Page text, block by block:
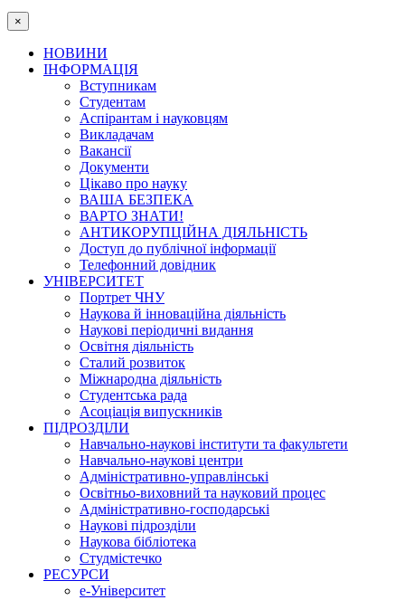
×
НОВИНИ
ІНФОРМАЦІЯ
Вступникам
Студентам
Аспірантам і науковцям
Викладачам
Вакансії
Документи
Цікаво про науку
ВАША БЕЗПЕКА
ВАРТО ЗНАТИ!
АНТИКОРУПЦІЙНА ДІЯЛЬНІСТЬ
Доступ до публічної інформації
Телефонний довідник
УНІВЕРСИТЕТ
Портрет ЧНУ
Наукова й інноваційна діяльність
Наукові періодичні видання
Освітня діяльність
Сталий розвиток
Міжнародна діяльність
Студентська рада
Асоціація випускників
ПІДРОЗДІЛИ
Навчально-наукові інститути та факультети
Навчально-наукові центри
Адміністративно-управлінські
Освітньо-виховний та науковий процес
Адміністративно-господарські
Наукові підрозділи
Наукова бібліотека
Студмістечко
РЕСУРСИ
е-Університет